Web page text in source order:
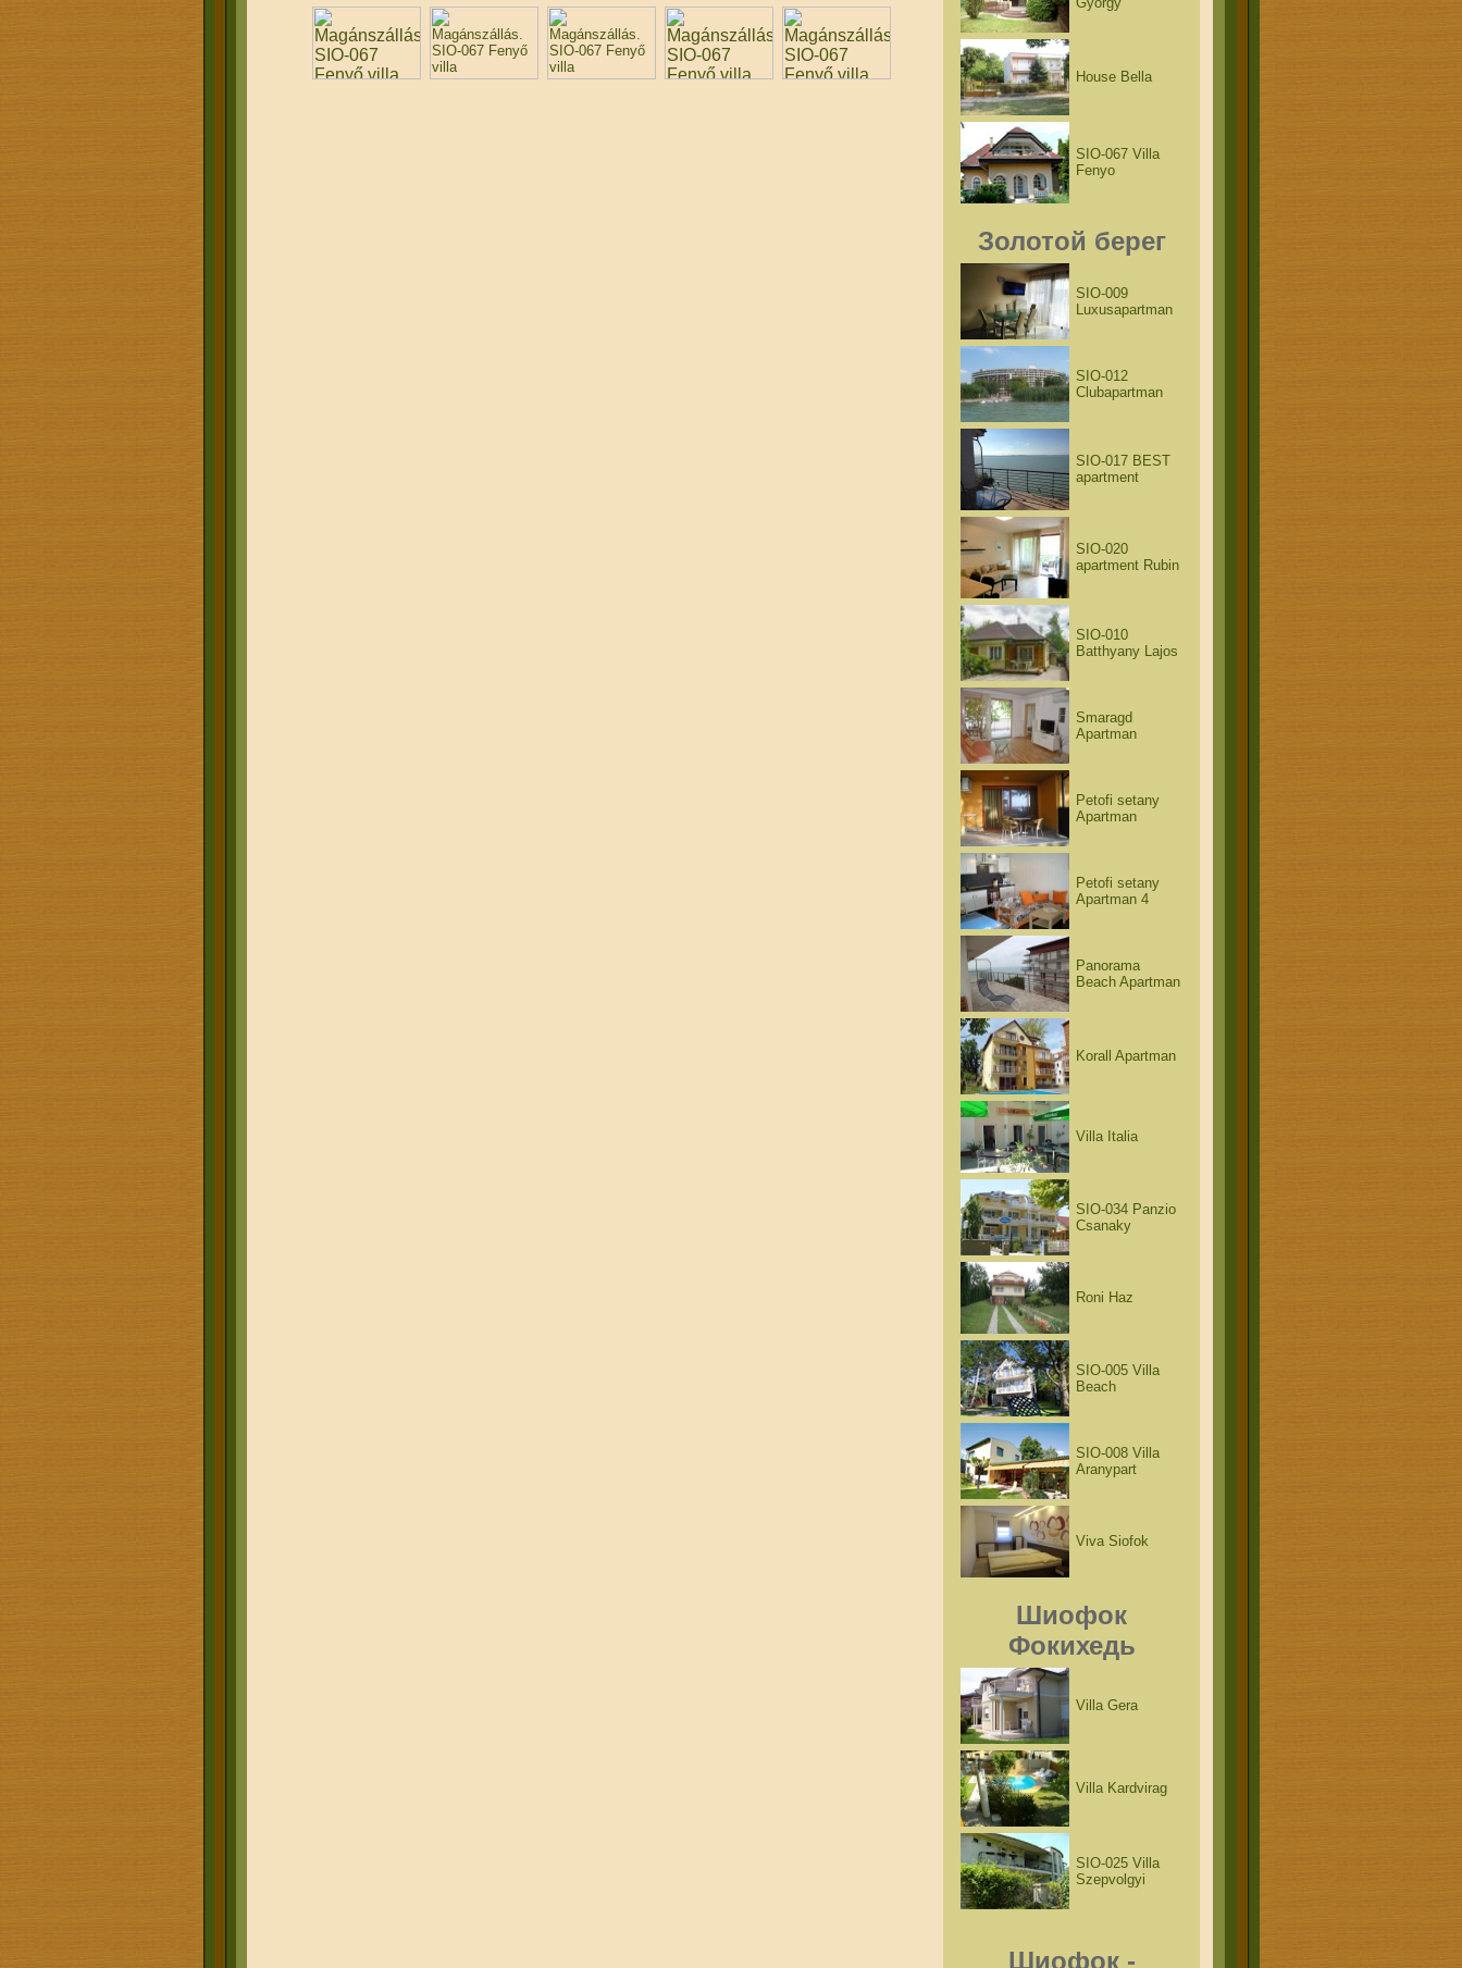
House Bella
SIO-067 Villa
Fenyo
Золотой берег
SIO-009
Luxusapartman
SIO-012
Clubapartman
SIO-017 BEST
apartment
SIO-020
apartment Rubin
SIO-010
Batthyany Lajos
Smaragd
Apartman
Petofi setany
Apartman
Petofi setany
Apartman 4
Panorama
Beach Apartman
Korall Apartman
Villa Italia
SIO-034 Panzio
Csanaky
Roni Haz
SIO-005 Villa
Beach
SIO-008 Villa
Aranypart
Viva Siofok
Шиофок
Фокихедь
Villa Gera
Villa Kardvirag
SIO-025 Villa
Szepvolgyi
Шиофок -